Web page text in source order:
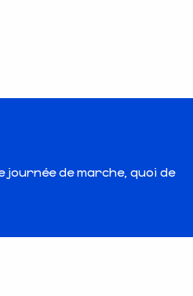
de marche, quoi de